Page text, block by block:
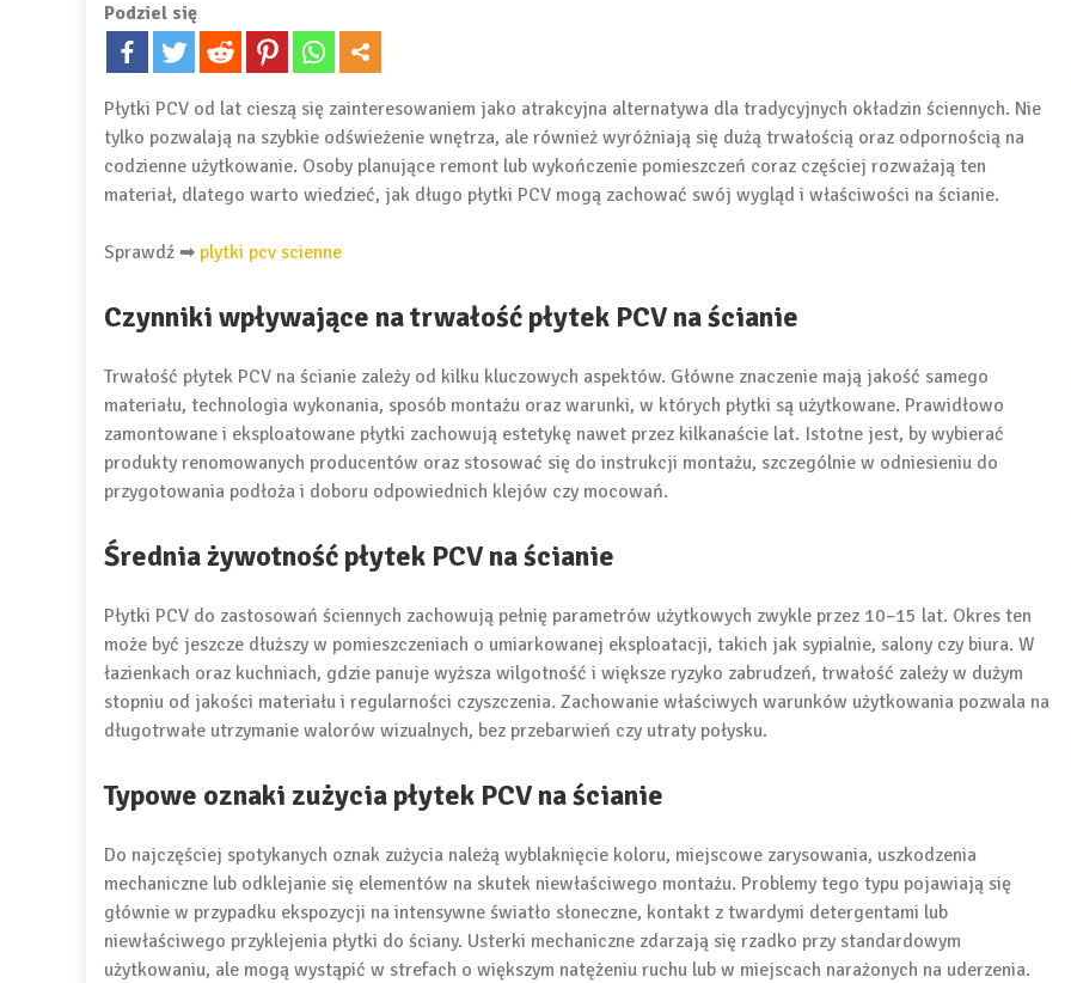
Podziel się
Płytki PCV od lat cieszą się zainteresowaniem jako atrakcyjna alternatywa dla tradycyjnych okładzin ściennych. Nie
tylko pozwalają na szybkie odświeżenie wnętrza, ale również wyróżniają się dużą trwałością oraz odpornością na
codzienne użytkowanie. Osoby planujące remont lub wykończenie pomieszczeń coraz częściej rozważają ten
materiał, dlatego warto wiedzieć, jak długo płytki PCV mogą zachować swój wygląd i właściwości na ścianie.
Sprawdź ➡ plytki pcv scienne
Czynniki wpływające na trwałość płytek PCV na ścianie
Trwałość płytek PCV na ścianie zależy od kilku kluczowych aspektów. Główne znaczenie mają jakość samego
materiału, technologia wykonania, sposób montażu oraz warunki, w których płytki są użytkowane. Prawidłowo
zamontowane i eksploatowane płytki zachowują estetykę nawet przez kilkanaście lat. Istotne jest, by wybierać
produkty renomowanych producentów oraz stosować się do instrukcji montażu, szczególnie w odniesieniu do
przygotowania podłoża i doboru odpowiednich klejów czy mocowań.
Średnia żywotność płytek PCV na ścianie
Płytki PCV do zastosowań ściennych zachowują pełnię parametrów użytkowych zwykle przez 10–15 lat. Okres ten
może być jeszcze dłuższy w pomieszczeniach o umiarkowanej eksploatacji, takich jak sypialnie, salony czy biura. W
łazienkach oraz kuchniach, gdzie panuje wyższa wilgotność i większe ryzyko zabrudzeń, trwałość zależy w dużym
stopniu od jakości materiału i regularności czyszczenia. Zachowanie właściwych warunków użytkowania pozwala na
długotrwałe utrzymanie walorów wizualnych, bez przebarwień czy utraty połysku.
Typowe oznaki zużycia płytek PCV na ścianie
Do najczęściej spotykanych oznak zużycia należą wyblaknięcie koloru, miejscowe zarysowania, uszkodzenia
mechaniczne lub odklejanie się elementów na skutek niewłaściwego montażu. Problemy tego typu pojawiają się
głównie w przypadku ekspozycji na intensywne światło słoneczne, kontakt z twardymi detergentami lub
niewłaściwego przyklejenia płytki do ściany. Usterki mechaniczne zdarzają się rzadko przy standardowym
użytkowaniu, ale mogą wystąpić w strefach o większym natężeniu ruchu lub w miejscach narażonych na uderzenia.